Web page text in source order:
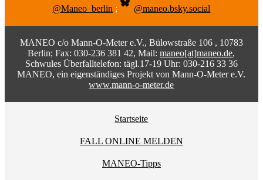
@Maneo_berlin ; @maneo.bsky.social
MANEO c/o Mann-O-Meter e.V., Bülowstraße 106 , 10783
Berlin; Fax: 030-236 381 42, Mail:maneo[at]maneo.de,
Schwules Überfalltelefon: tägl.17-19 Uhr: 030-216 33 36
MANEO, ein eigenständiges Projekt von Mann-O-Meter e.V.
www.mann-o-meter.de
Startseite
FALL ONLINE MELDEN
MANEO-Tipps